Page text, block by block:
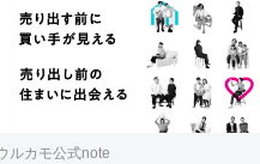
ルカモ公式note